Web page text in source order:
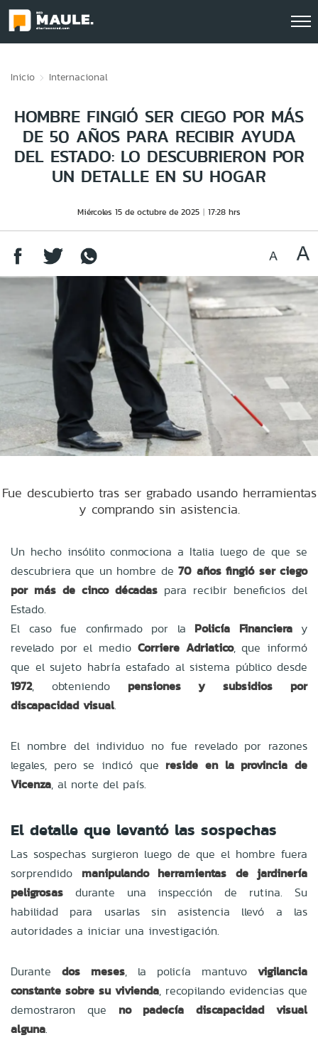
Inicio Internacional
HOMBRE FINGIÓ SER CIEGO POR MÁS
DE 50 AÑOS PARA RECIBIR AYUDA
DEL ESTADO: LO DESCUBRIERON POR
UN DETALLE EN SU HOGAR
Miércoles 15 de octubre de 2025 17:28 hrs
Fue descubierto tras ser grabado usando herramientas
y comprando sin asistencia.
Un hecho insólito conmociona a Italia luego de que se
descubriera que un hombre de70 años fingió ser ciego
por más de cinco décadas para recibir beneficios del
Estado.
El caso fue confirmado por la Policía Financieray
revelado por el medio Corriere Adriatico, que informó
que el sujeto habría estafado al sistema público desde
1972, obteniendo pensiones y subsidios por
discapacidad visual.
El nombre del individuo no fue revelado por razones
legales, pero se indicó que reside en la provincia de
Vicenza, al norte del país.
El detalle que levantó las sospechas
Las sospechas surgieron luego de que el hombre fuera
sorprendido manipulando herramientas de jardinería
peligrosas durante una inspección de rutina. Su
habilidad para usarlas sin asistencia llevó a las
autoridades a iniciar una investigación.
Durante dos meses, la policía mantuvo vigilancia
constante sobre su vivienda, recopilando evidencias que
demostraron que no padecía discapacidad visual
alguna.